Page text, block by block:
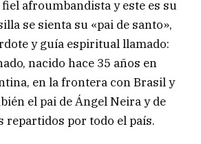
afroumbandista y este es su
se sienta su «pai de santo»,
y guía espiritual llamado:
nacido hace 35 años en
en la frontera con Brasil y
el pai de Ángel Neira y de
repartidos por todo el país.